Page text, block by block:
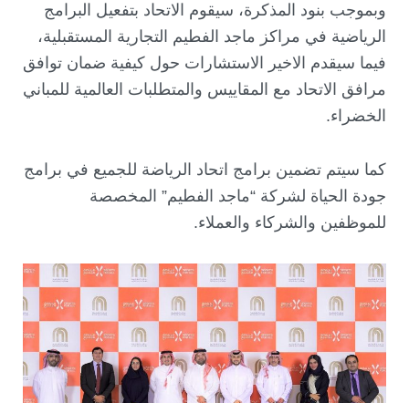
وبموجب بنود المذكرة، سيقوم الاتحاد بتفعيل البرامج
الرياضية في مراكز ماجد الفطيم التجارية المستقبلية،
فيما سيقدم الاخير الاستشارات حول كيفية ضمان توافق
مرافق الاتحاد مع المقاييس والمتطلبات العالمية للمباني
الخضراء.
كما سيتم تضمين برامج اتحاد الرياضة للجميع في برامج
جودة الحياة لشركة “ماجد الفطيم” المخصصة
للموظفين والشركاء والعملاء.